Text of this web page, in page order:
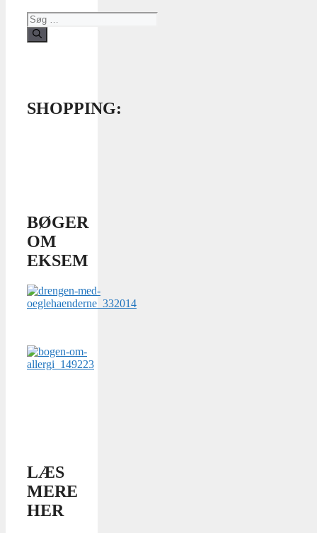
Søg
efter:
SHOPPING:
BØGER
OM
EKSEM
LÆS
MERE
HER